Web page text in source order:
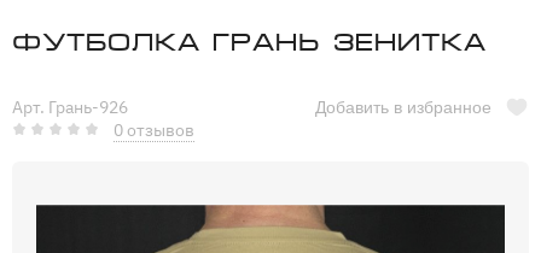
Футболка Грань Зенитка
Арт. Грань-926
0 отзывов
Добавить в избранное